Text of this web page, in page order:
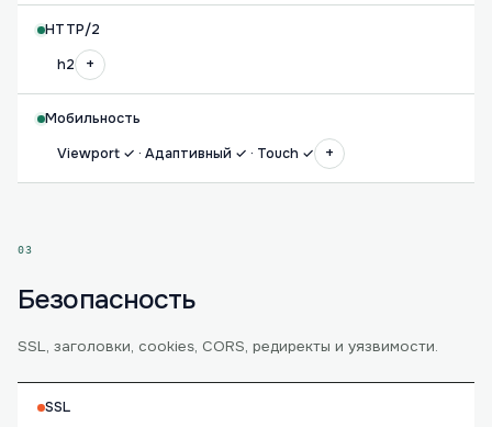
HTTP/2
h2
+
Мобильность
Viewport ✓ · Адаптивный ✓ · Touch ✓
+
03
Безопасность
SSL, заголовки, cookies, CORS, редиректы и уязвимости.
SSL